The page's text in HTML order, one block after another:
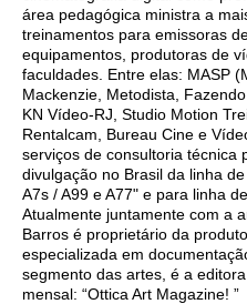
área pedagógica ministra a
treinamentos para emissoras
equipamentos, produtoras de
faculdades. Entre elas: MASP
Mackenzie, Metodista,
KN Vídeo-RJ, Studio Motion
Rentalcam, Bureau Cine e
serviços de consultoria técnica
divulgação no Brasil da linha
A7s / A99 e A77" e para linha
Atualmente juntamente com a
Barros é proprietário da
especializada em
segmento das artes, é a
mensal: “Ottica Art Magazine! ”